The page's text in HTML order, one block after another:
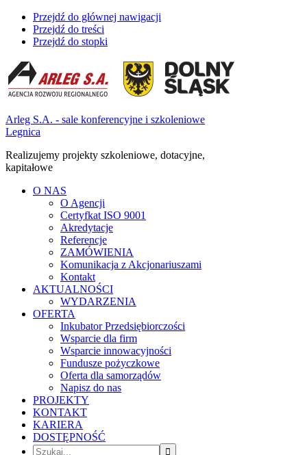
Przejdź do głównej nawigacji
Przejdź do treści
Przejdź do stopki
Arleg S.A. - sale konferencyjne i szkoleniowe
Legnica
Realizujemy projekty szkoleniowe, dotacyjne,
kapitałowe
O NAS
O Agencji
Certyfkat ISO 9001
Akredytacje
Referencje
ZAMÓWIENIA
Komunikacja z Akcjonariuszami
Kontakt
AKTUALNOŚCI
WYDARZENIA
OFERTA
Inkubator Przedsiębiorczości
Wsparcie dla firm
Wsparcie innowacyjności
Fundusze pożyczkowe
Oferta dla samorządów
Napisz do nas
PROJEKTY
KONTAKT
KARIERA
DOSTĘPNOŚĆ
Szukaj...